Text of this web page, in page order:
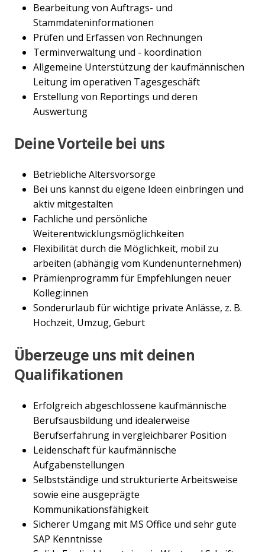
Bearbeitung von Auftrags- und
Stammdateninformationen
Prüfen und Erfassen von Rechnungen
Terminverwaltung und - koordination
Allgemeine Unterstützung der kaufmännischen
Leitung im operativen Tagesgeschäft
Erstellung von Reportings und deren
Auswertung
Deine Vorteile bei uns
Betriebliche Altersvorsorge
Bei uns kannst du eigene Ideen einbringen und
aktiv mitgestalten
Fachliche und persönliche
Weiterentwicklungsmöglichkeiten
Flexibilität durch die Möglichkeit, mobil zu
arbeiten (abhängig vom Kundenunternehmen)
Prämienprogramm für Empfehlungen neuer
Kolleg:innen
Sonderurlaub für wichtige private Anlässe, z. B.
Hochzeit, Umzug, Geburt
Überzeuge uns mit deinen
Qualifikationen
Erfolgreich abgeschlossene kaufmännische
Berufsausbildung und idealerweise
Berufserfahrung in vergleichbarer Position
Leidenschaft für kaufmännische
Aufgabenstellungen
Selbstständige und strukturierte Arbeitsweise
sowie eine ausgeprägte
Kommunikationsfähigkeit
Sicherer Umgang mit MS Office und sehr gute
SAP Kenntnisse